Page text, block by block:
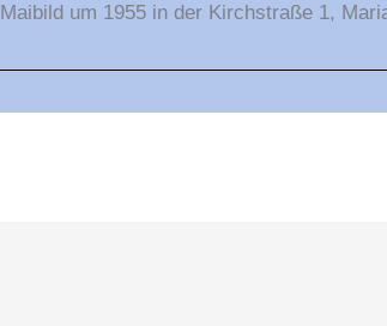
Maibild um 1955 in der Kirchstraße 1,